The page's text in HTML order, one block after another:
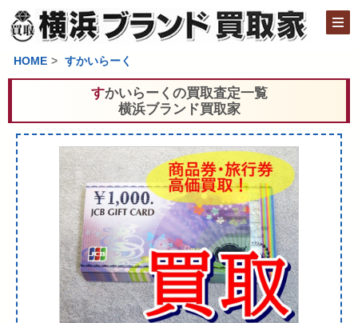
HOME すかいらーく
すかいらーくの買取査定一覧
横浜ブランド買取家